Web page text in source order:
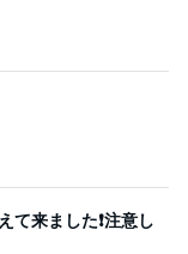
来ました❗️注意し